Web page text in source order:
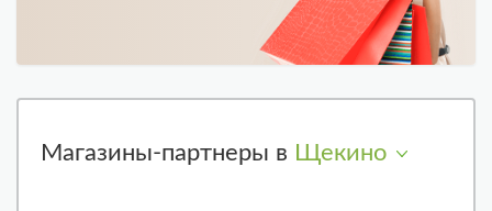
Магазины-партнеры в Щекино